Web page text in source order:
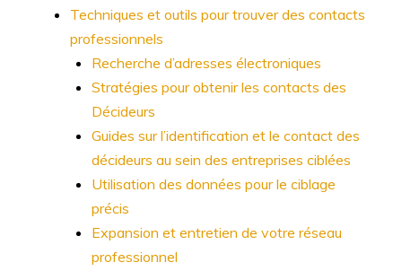
Techniques et outils pour trouver des contacts
professionnels
Recherche d’adresses électroniques
Stratégies pour obtenir les contacts des
Décideurs
Guides sur l’identification et le contact des
décideurs au sein des entreprises ciblées
Utilisation des données pour le ciblage
précis
Expansion et entretien de votre réseau
professionnel